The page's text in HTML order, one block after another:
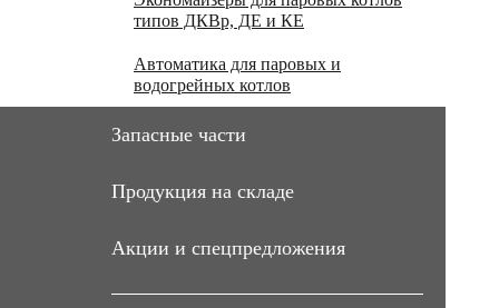
типов ДКВр, ДЕ и КЕ
Экономайзеры блочные
теплофикационные ЭБТ
Экономайзеры чугунные ЭЧБ
Автоматика для паровых и
водогрейных котлов
Запасные части
Запасные части дробилок угля
ВДГ-10, ВДП-15
Запасные части дробилки угля
Продукция на складе
Акции и спецпредложения